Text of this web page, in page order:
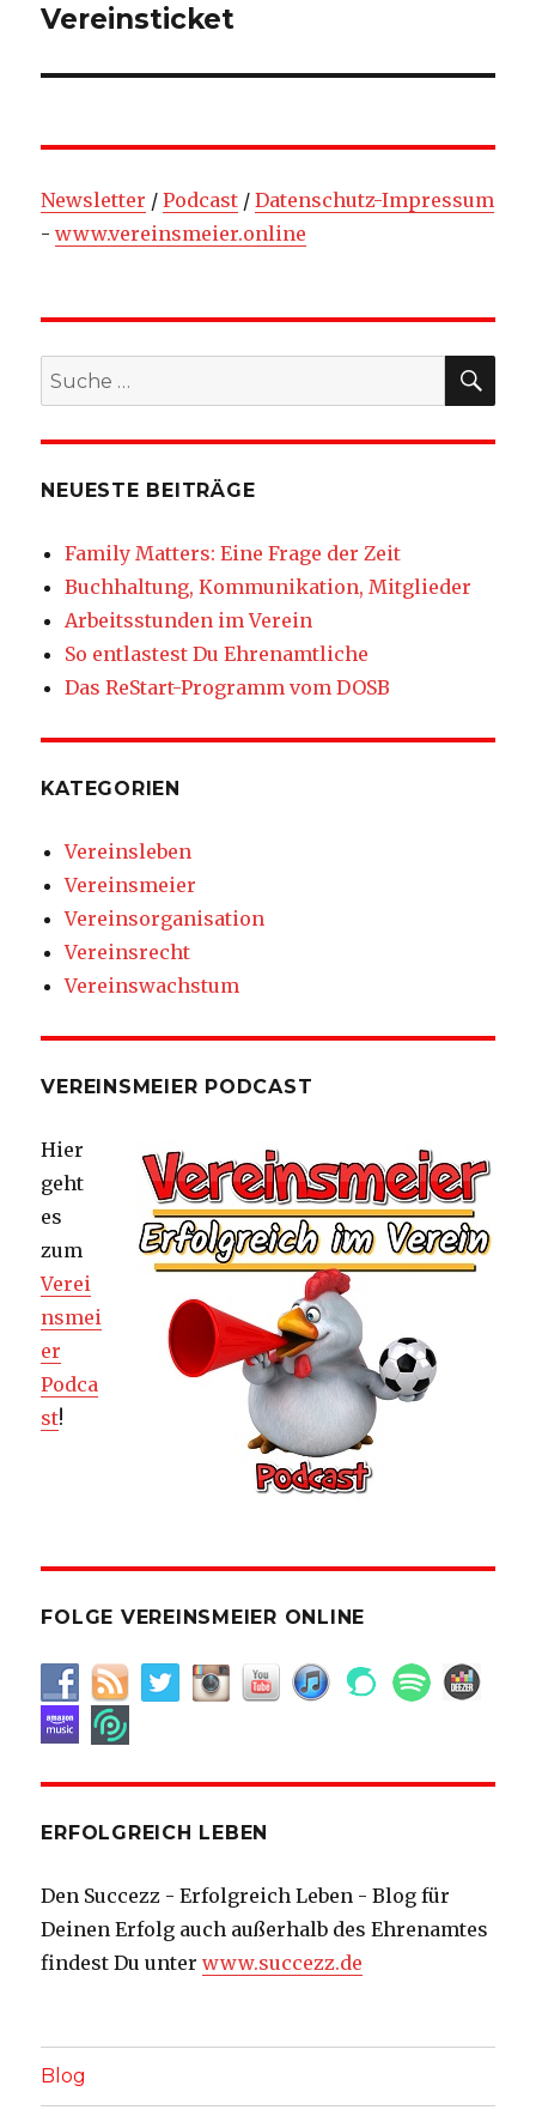
Beitrag:
Vereinsticket
Newsletter /Podcast /Datenschutz-Impressum
-www.vereinsmeier.online
Suche
nach:
NEUESTE BEITRÄGE
Family Matters: Eine Frage der Zeit
Buchhaltung, Kommunikation, Mitglieder
Arbeitsstunden im Verein
So entlastest Du Ehrenamtliche
Das ReStart-Programm vom DOSB
KATEGORIEN
Vereinsleben
Vereinsmeier
Vereinsorganisation
Vereinsrecht
Vereinswachstum
VEREINSMEIER PODCAST
Hier
geht
es
zum
Verei
nsmei
er
Podca
st!
FOLGE VEREINSMEIER ONLINE
ERFOLGREICH LEBEN
Den Succezz - Erfolgreich Leben - Blog für
Deinen Erfolg auch außerhalb des Ehrenamtes
findest Du unterwww.succezz.de
Blog